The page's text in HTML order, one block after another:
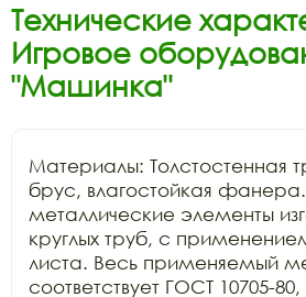
Технические
Игровое
"Машинка"
Материалы: Толстостенная
брус, влагостойкая
металлические элементы
круглых труб, с
листа. Весь применяемый
соответствует ГОСТ 10705-